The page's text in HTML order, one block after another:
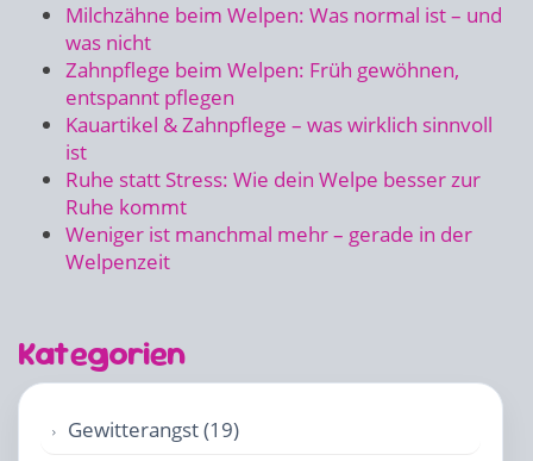
Milchzähne beim Welpen: Was normal ist – und
was nicht
Zahnpflege beim Welpen: Früh gewöhnen,
entspannt pflegen
Kauartikel & Zahnpflege – was wirklich sinnvoll
ist
Ruhe statt Stress: Wie dein Welpe besser zur
Ruhe kommt
Weniger ist manchmal mehr – gerade in der
Welpenzeit
Kategorien
Gewitterangst (19)